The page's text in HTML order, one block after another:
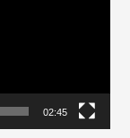
02:45